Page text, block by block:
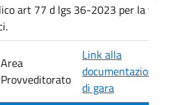
art 77 d lgs 36-2023 per la
Area
Provveditorato
Link alla
documentazione
di gara